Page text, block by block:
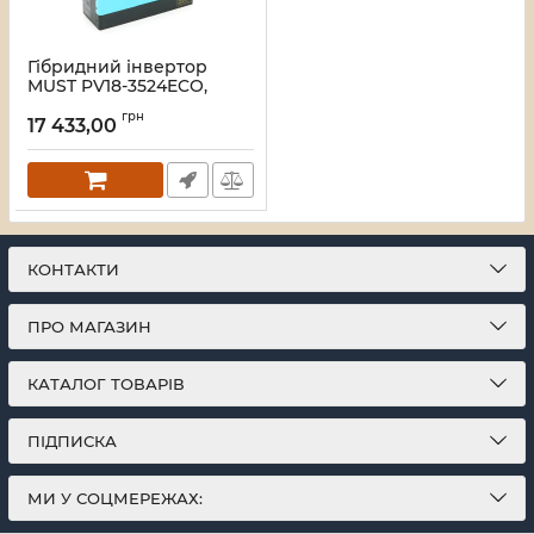
Гібридний інвертор
MUST PV18-3524ECO,
60A, 160-275V, MPPT (100А,
5x103 мм. Вага: 5.5 кг.
Артикул:46266
17 433,00 грн
КОНТАКТИ
ПРО МАГАЗИН
КАТАЛОГ ТОВАРІВ
ПІДПИСКА
МИ У СОЦМЕРЕЖАХ: